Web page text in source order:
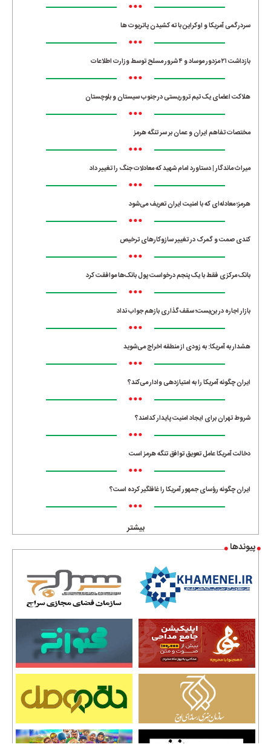
•••
سردرگمی آمریکا و اوکراین با ته کشیدن پاتریوت ها
•••
بازداشت ۲۱ مزدور موساد و ۴ شرور مسلح توسط وزارت اطلاعات
•••
هلاکت اعضای یک تیم تروریستی در جنوب سیستان و بلوچستان
•••
مختصات تفاهم ایران و عمان بر سر تنگه هرمز
•••
میراث ماندگار | دستاورد امام شهید که معادلات جنگ را تغییر داد
•••
هرمز؛ معادله‌ای که با امنیت ایران تعریف می‌شود
•••
کندی صمت و گمرک در تغییر سازوکارهای ترخیص
•••
بانک مرکزی فقط با یک‌ پنجم درخواست پول بانک‌ها موافقت کرد
•••
بازار اجاره در بن‌بست؛ سقف‌گذاری بازهم جواب نداد
•••
هشدار به آمریکا: به زودی از منطقه اخراج می‌شوید
•••
ایران چگونه آمریکا را به امتیازدهی وادار می‌کند؟
•••
شروط تهران برای ایجاد امنیت پایدار کدامند؟
•••
دخالت آمریکا عامل تعویق توافق تنگه هرمز است
•••
ایران چگونه رؤسای جمهور آمریکا را غافلگیر کرده است؟
•••
بیشتر
پیوندها